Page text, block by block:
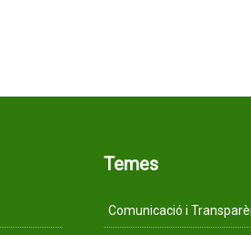
Temes
Comunicació i